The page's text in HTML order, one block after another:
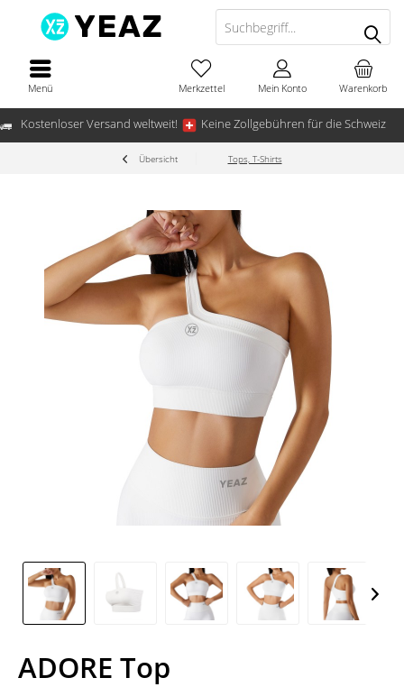
Kostenloser Versand weltweit! Keine Zollgebühren für die Schweiz
Menü Warenkorb
Merkzettel Mein Konto
Übersicht Tops, T-Shirts
ADORE Top